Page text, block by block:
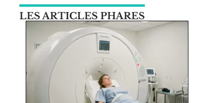
LES ARTICLES PHARES